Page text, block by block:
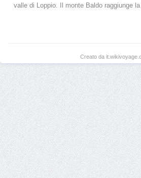
valle di Loppio. Il monte Baldo raggiunge la
Creato da